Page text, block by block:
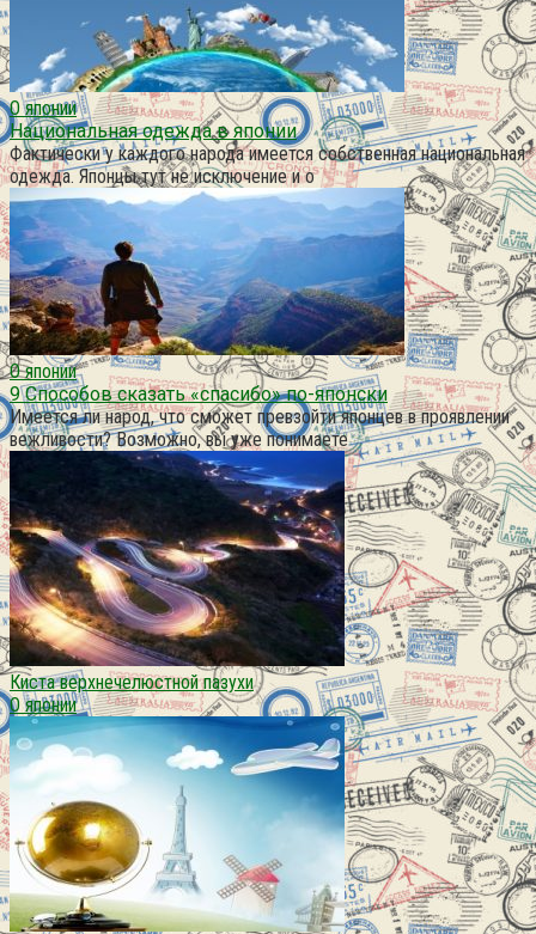
О японии
Национальная одежда в японии
Фактически у каждого народа имеется собственная национальная
одежда. Японцы тут не исключение и о
О японии
9 Способов сказать «спасибо» по-японски
Имеется ли народ, что сможет превзойти японцев в проявлении
вежливости? Возможно, вы уже понимаете
Киста верхнечелюстной пазухи
О японии